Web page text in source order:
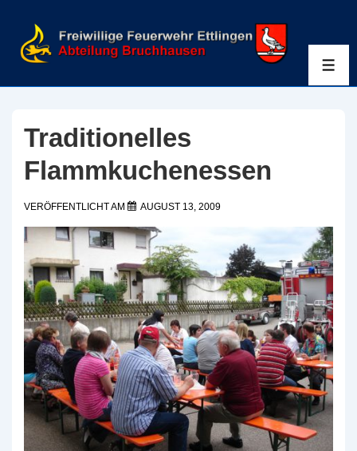
Inhalt
Traditionelles
Flammkuchenessen
VERÖFFENTLICHT AM AUGUST 13, 2009